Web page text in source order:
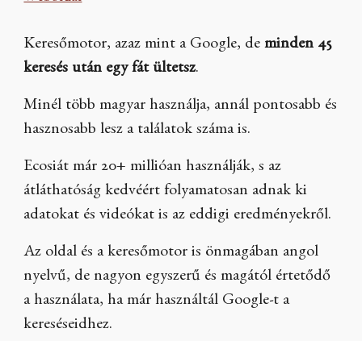
Keresőmotor, azaz mint a Google, deminden 45
keresés után egy fát ültetsz.
Minél több magyar használja, annál pontosabb és
hasznosabb lesz a találatok száma is.
Ecosiát már 20+ millióan használják, s az
átláthatóság kedvéért folyamatosan adnak ki
adatokat és videókat is az eddigi eredményekről.
Az oldal és a keresőmotor is önmagában angol
nyelvű, de nagyon egyszerű és magától értetődő
a használata, ha már használtál Google-t a
kereséseidhez.